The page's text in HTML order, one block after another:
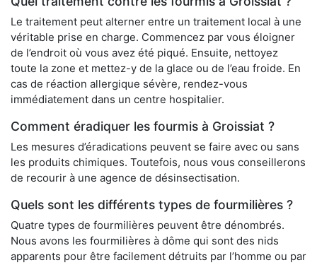
Le traitement peut alterner entre un traitement local à une
véritable prise en charge. Commencez par vous éloigner
de l’endroit où vous avez été piqué. Ensuite, nettoyez
toute la zone et mettez-y de la glace ou de l’eau froide. En
cas de réaction allergique sévère, rendez-vous
immédiatement dans un centre hospitalier.
Comment éradiquer les fourmis à Groissiat ?
Les mesures d’éradications peuvent se faire avec ou sans
les produits chimiques. Toutefois, nous vous conseillerons
de recourir à une agence de désinsectisation.
Quels sont les différents types de fourmilières ?
Quatre types de fourmilières peuvent être dénombrés.
Nous avons les fourmilières à dôme qui sont des nids
apparents pour être facilement détruits par l’homme ou par